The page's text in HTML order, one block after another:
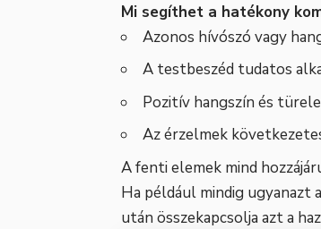
Mi segíthet a hatékony
Azonos hívószó vagy
A testbeszéd tudatos
Pozitív hangszín és
Az érzelmek
A fenti elemek mind
Ha például mindig ugyanazt
után összekapcsolja azt a